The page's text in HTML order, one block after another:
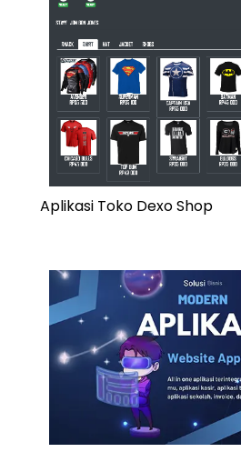
Aplikasi Toko Dexo Shop